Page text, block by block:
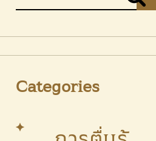
Categories